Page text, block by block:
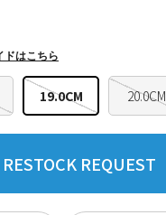
19.0CM 20.0CM
ドはこちら
RESTOCK REQUEST